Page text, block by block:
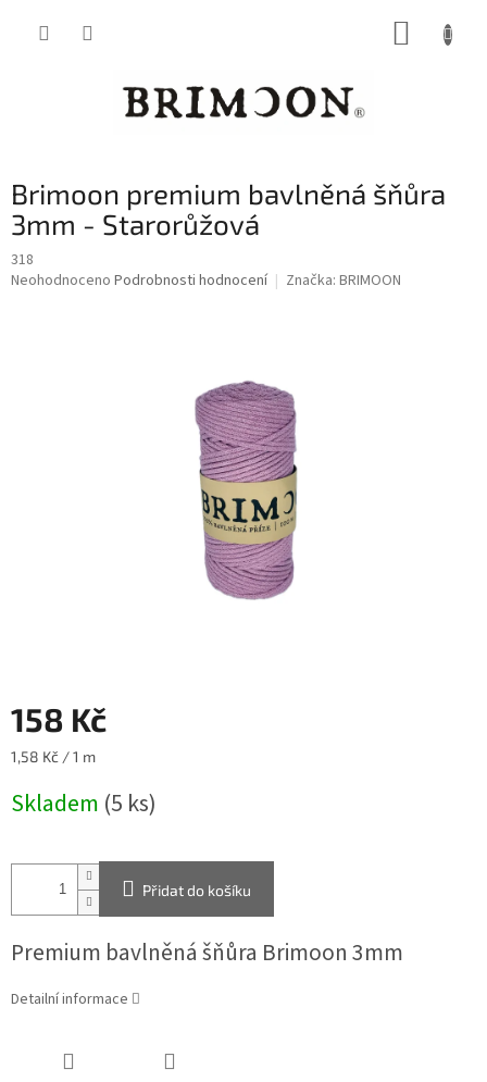
Brimoon premium bavlněná šňůra
3mm - Starorůžová
318
Průměrné
Neohodnoceno Podrobnosti hodnocení Značka: BRIMOON
158 Kč
Měrná
1,58 Kč / 1 m
Skladem (5 ks)
Přidat do košíku
Premium bavlněná šňůra Brimoon 3mm
Detailní informace